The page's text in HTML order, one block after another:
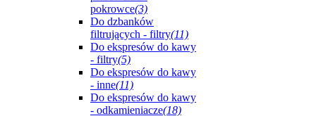
pokrowce(3)
Do dzbanków
filtrujących - filtry(11)
Do ekspresów do kawy
- filtry(5)
Do ekspresów do kawy
- inne(11)
Do ekspresów do kawy
- odkamieniacze(18)